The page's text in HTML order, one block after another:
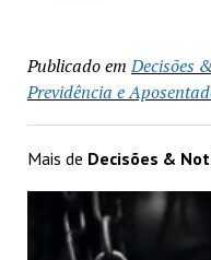
Publicado em Decisões
Previdência e
Mais de Decisões &